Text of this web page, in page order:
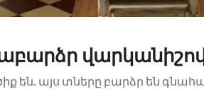
են. այս տները բարձր են